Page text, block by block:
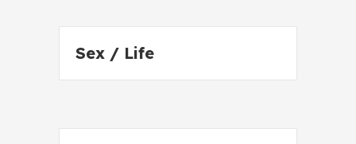
Sex / Life